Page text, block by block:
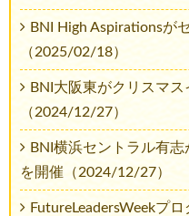
BNI High Aspirationsが
（2025/02/18）
BNI大阪東がクリスマ
（2024/12/27）
BNI横浜セントラル有
を開催（2024/12/27）
FutureLeadersWeekプ